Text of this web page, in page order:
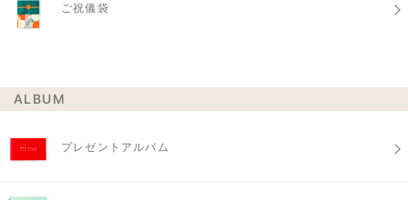
ご祝儀袋
ALBUM
プレゼントアルバム